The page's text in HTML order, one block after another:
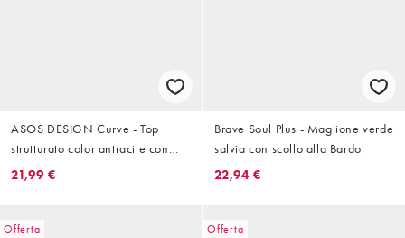
ASOS DESIGN Curve - Top
strutturato color antracite con
scollo alla Bardot e spalle
21,99 €
Brave Soul Plus - Maglione verde
salvia con scollo alla Bardot
22,94 €
Offerta Offerta